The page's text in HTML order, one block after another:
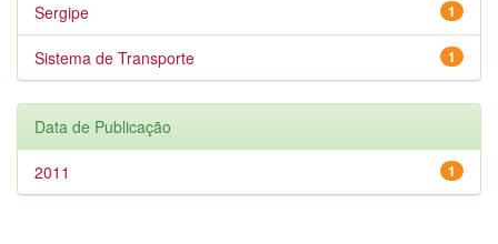
1
Sergipe
1
Sistema de Transporte
Data de Publicação
1
2011